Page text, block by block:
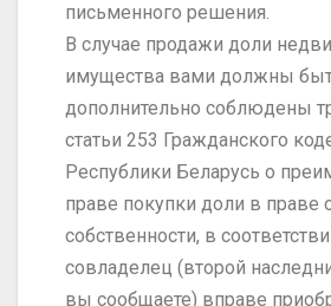
письменного решения.
В случае продажи доли
имущества вами должны
дополнительно соблюдены
статьи 253 Гражданского
Республики Беларусь о
праве покупки доли в праве
собственности, в
совладелец (второй
вы сообщаете) вправе